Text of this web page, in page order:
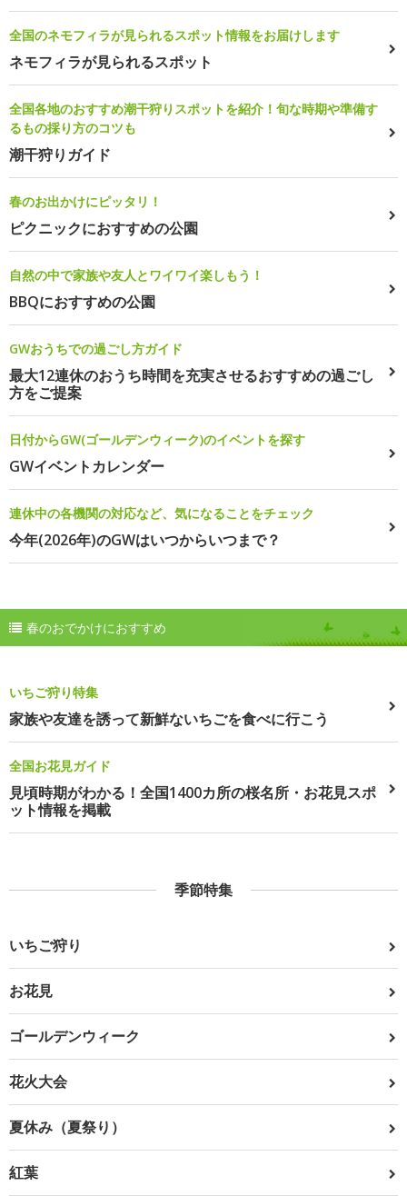
全国のネモフィラが見られるスポット情報をお届けします
ネモフィラが見られるスポット
全国各地のおすすめ潮干狩りスポットを紹介！旬な時期や準備す
るもの採り方のコツも
潮干狩りガイド
春のお出かけにピッタリ！
ピクニックにおすすめの公園
自然の中で家族や友人とワイワイ楽しもう！
BBQにおすすめの公園
GWおうちでの過ごし方ガイド
最大12連休のおうち時間を充実させるおすすめの過ごし
方をご提案
日付からGW(ゴールデンウィーク)のイベントを探す
GWイベントカレンダー
連休中の各機関の対応など、気になることをチェック
今年(2026年)のGWはいつからいつまで？
春のおでかけにおすすめ
いちご狩り特集
家族や友達を誘って新鮮ないちごを食べに行こう
全国お花見ガイド
見頃時期がわかる！全国1400カ所の桜名所・お花見スポ
ット情報を掲載
季節特集
いちご狩り
お花見
ゴールデンウィーク
花火大会
夏休み（夏祭り）
紅葉